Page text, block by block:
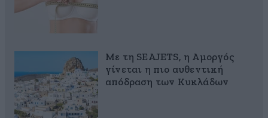
Με τη SEAJETS, η Αμοργός
γίνεται η πιο αυθεντική
απόδραση των Κυκλάδων